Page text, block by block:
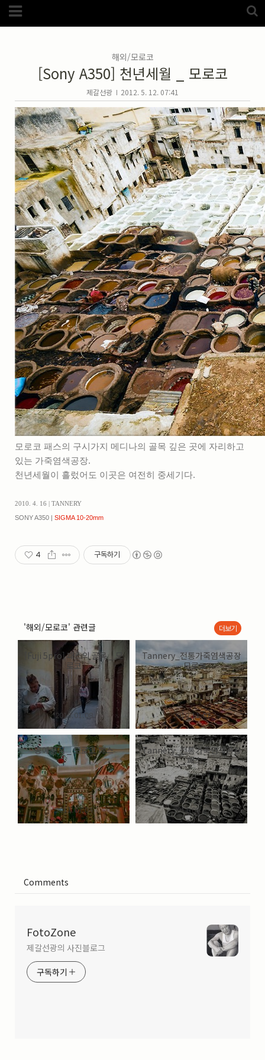
Category
(5989)
뉴질랜드(18)
(44)
러시아(75)
모로코(52)
미국_캐나다(105)
발칸7국(305)
스웨덴(8)
스페인(193)
중국(170)
백두산(17)
터키(68)
포르투갈(32)
핀란드(14)
필리핀(38)
스넵(3825)
풍경(2217)
인물(201)
크로즈업(1140)
실내_정물(170)
성당_성지(89)
故최규동(7)
가족(606)
친구(267)
사진전시회(24)
동창(184)
졸업50(57)
기타(94)
그래픽(14)
공연(9)
맛집(14)
기타등등(33)
블로그최적화(2)
해외/모로코
[Sony A350] 천년세월 _ 모로코
제갈선광 2012. 5. 12. 07:41
모로코 패스의 구시가지 메디나의 골목 깊은 곳에 자리하고
있는 가죽염색공장.
천년세월이 흘렀어도 이곳은 여전히 중세기다.
2010. 4. 16 | TANNERY
SONY A350 | SIGMA 10-20mm
4 구독하기
'해외/모로코' 관련글
[Fuji 5pro] 패스의 골목 _ 모
로코
2013.01.08
Tannery_전통가죽염색공장
_ 모로코
2012.11.07
공예품점 _ 모로코 페스
2011.07.04
Tannery_전통가죽염색공장
_ 패스
2011.05.27
더보기
Comments
FotoZone
제갈선광의 사진블로그
구독하기